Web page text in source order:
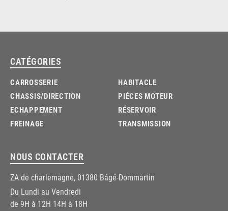
CATÉGORIES
CARROSSERIE
CHASSIS/DIRECTION
ECHAPPEMENT
FREINAGE
HABITACLE
PIÈCES MOTEUR
RÉSERVOIR
TRANSMISSION
NOUS CONTACTER
ZA de charlemagne, 01380 Bâgé-Dommartin
Du Lundi au Vendredi
de 9H à 12H 14H à 18H